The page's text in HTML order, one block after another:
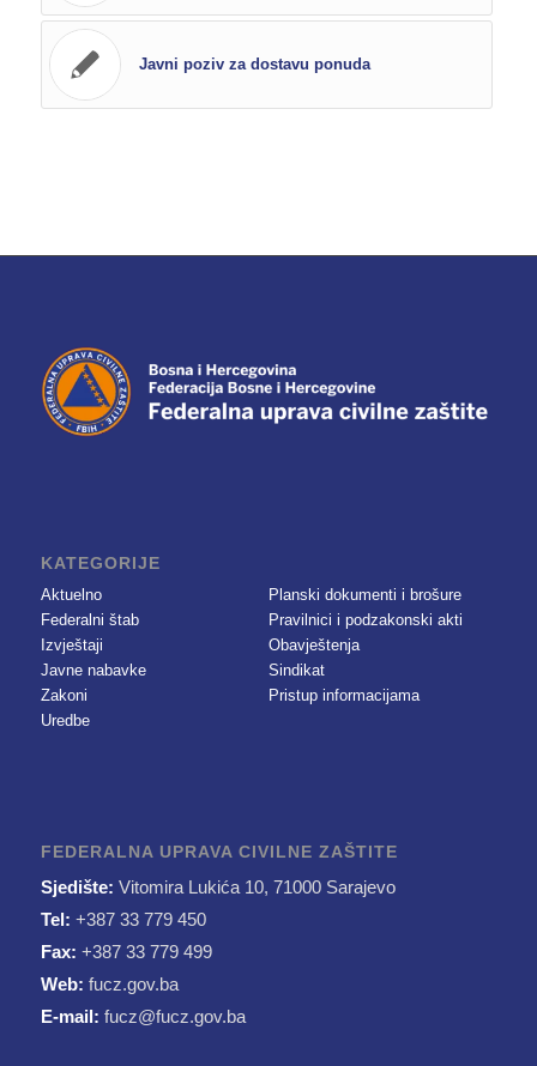
Javni poziv za dostavu ponuda
KATEGORIJE
Aktuelno
Federalni štab
Izvještaji
Javne nabavke
Zakoni
Uredbe
Planski dokumenti i brošure
Pravilnici i podzakonski akti
Obavještenja
Sindikat
Pristup informacijama
FEDERALNA UPRAVA CIVILNE ZAŠTITE
Sjedište: Vitomira Lukića 10, 71000 Sarajevo
Tel: +387 33 779 450
Fax: +387 33 779 499
Web: fucz.gov.ba
E-mail: fucz@fucz.gov.ba